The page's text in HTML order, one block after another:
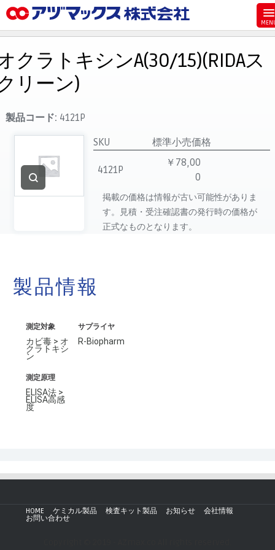
お気に入り
お買い物カゴ
ご注文
マイページ
主要取扱ブランド
代理店一覧
製品検索
クラトキシンA(30/15)(RIDAス
リーン)
製品コード: 4121P
SKU
標準小売価格
4121P
￥78,00
0
掲載の価格は情報が古い可能性がありま
す。見積・受注確認書の発行時の価格が
正式なものとなります。
製品情報
測定対象
カビ毒 > オ
クラトキシ
ン
サプライヤ
R-Biopharm
測定原理
ELISA法 >
ELISA高感
度
HOME ケミカル製品 検査キット製品 お知らせ
会社情報
お問い合わせ